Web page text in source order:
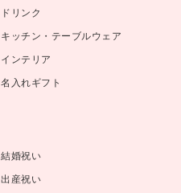
ドリンク
キッチン・テーブルウェア
インテリア
名入れギフト
結婚祝い
出産祝い